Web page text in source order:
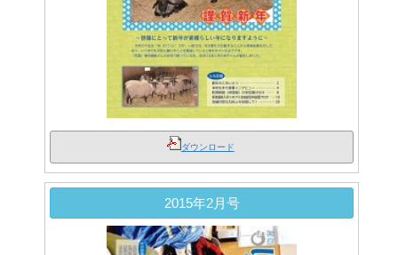
ダウンロード
2015年2月号